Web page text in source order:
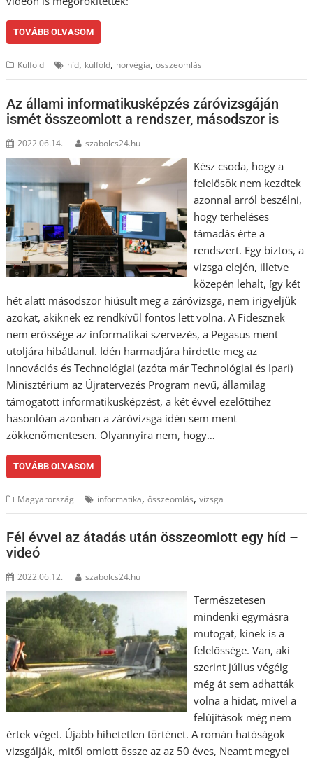
TOVÁBB OLVASOM
Külföld híd, külföld, norvégia,összeomlás
Az állami informatikusképzés záróvizsgáján
ismét összeomlott a rendszer, másodszor is
2022.06.14. szabolcs24.hu
Kész csoda, hogy a
felelősök nem kezdtek
azonnal arról beszélni,
hogy terheléses
támadás érte a
rendszert. Egy biztos, a
vizsga elején, illetve
közepén lehalt, így két
hét alatt másodszor hiúsult meg a záróvizsga, nem irigyeljük
azokat, akiknek ez rendkívül fontos lett volna. A Fidesznek
nem erőssége az informatikai szervezés, a Pegasus ment
utoljára hibátlanul. Idén harmadjára hirdette meg az
Innovációs és Technológiai (azóta már Technológiai és Ipari)
Minisztérium az Újratervezés Program nevű, államilag
támogatott informatikusképzést, a két évvel ezelőttihez
hasonlóan azonban a záróvizsga idén sem ment
zökkenőmentesen. Olyannyira nem, hogy…
TOVÁBB OLVASOM
Magyarország informatika,összeomlás,vizsga
Fél évvel az átadás után összeomlott egy híd –
videó
2022.06.12. szabolcs24.hu
Természetesen
mindenki egymásra
mutogat, kinek is a
felelőssége. Van, aki
szerint július végéig
még át sem adhatták
volna a hidat, mivel a
felújítások még nem
értek véget. Újabb hihetetlen történet. A román hatóságok
vizsgálják, mitől omlott össze az az 50 éves, Neamt megyei